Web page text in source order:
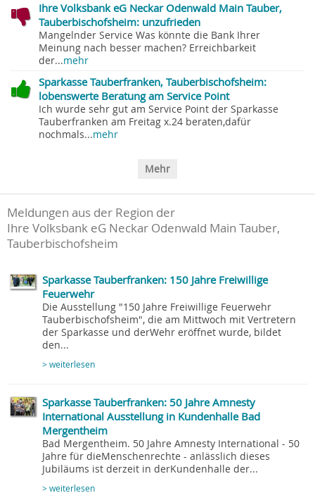
Ihre Volksbank eG Neckar Odenwald Main Tauber,
Tauberbischofsheim: unzufrieden
Mangelnder Service Was könnte die Bank Ihrer
Meinung nach besser machen? Erreichbarkeit
der...mehr
Sparkasse Tauberfranken, Tauberbischofsheim:
lobenswerte Beratung am Service Point
Ich wurde sehr gut am Service Point der Sparkasse
Tauberfranken am Freitag x.24 beraten,dafür
nochmals...mehr
Mehr
Meldungen aus der Region der
Ihre Volksbank eG Neckar Odenwald Main Tauber,
Tauberbischofsheim
Sparkasse Tauberfranken: 150 Jahre Freiwillige
Feuerwehr
Die Ausstellung "150 Jahre Freiwillige Feuerwehr
Tauberbischofsheim", die am Mittwoch mit Vertretern
der Sparkasse und derWehr eröffnet wurde, bildet
den...
> weiterlesen
Sparkasse Tauberfranken: 50 Jahre Amnesty
International Ausstellung in Kundenhalle Bad
Mergentheim
Bad Mergentheim. 50 Jahre Amnesty International - 50
Jahre für dieMenschenrechte - anlässlich dieses
Jubiläums ist derzeit in derKundenhalle der...
> weiterlesen